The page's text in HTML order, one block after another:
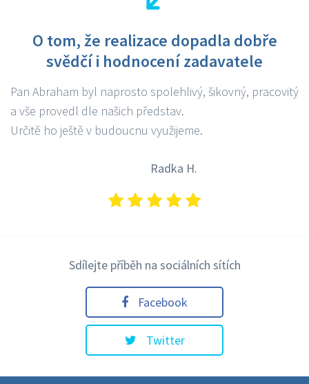
O tom, že realizace dopadla dobře
svědčí i hodnocení zadavatele
Pan Abraham byl naprosto spolehlivý, šikovný, pracovitý
a vše provedl dle našich představ.
Určitě ho ještě v budoucnu využijeme.
Radka H.
Sdílejte příběh na sociálních sítích
Facebook
Twitter